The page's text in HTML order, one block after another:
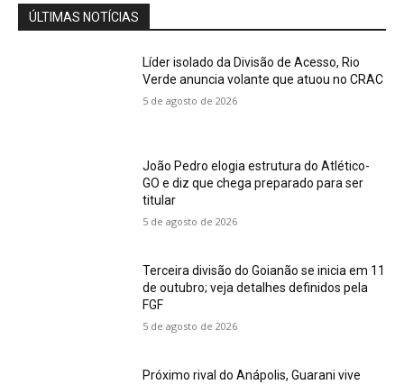
ÚLTIMAS NOTÍCIAS
Líder isolado da Divisão de Acesso, Rio
Verde anuncia volante que atuou no CRAC
5 de agosto de 2026
João Pedro elogia estrutura do Atlético-
GO e diz que chega preparado para ser
titular
5 de agosto de 2026
Terceira divisão do Goianão se inicia em 11
de outubro; veja detalhes definidos pela
FGF
5 de agosto de 2026
Próximo rival do Anápolis, Guarani vive